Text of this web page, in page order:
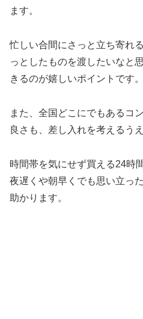
ます。
忙しい合間にさっと立ち寄れ
っとしたものを渡したいなと
きるのが嬉しいポイントです。
また、全国どこにでもあるコ
良さも、差し入れを考えるう
時間帯を気にせず買える24時
夜遅くや朝早くでも思い立っ
助かります。